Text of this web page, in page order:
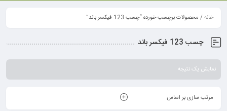
خانه/ محصولات برچسب خورده “چسب 123 فیکسر باند”
چسب 123 فیکسر باند
نمایش یک نتیجه
مرتب سازی بر اساس